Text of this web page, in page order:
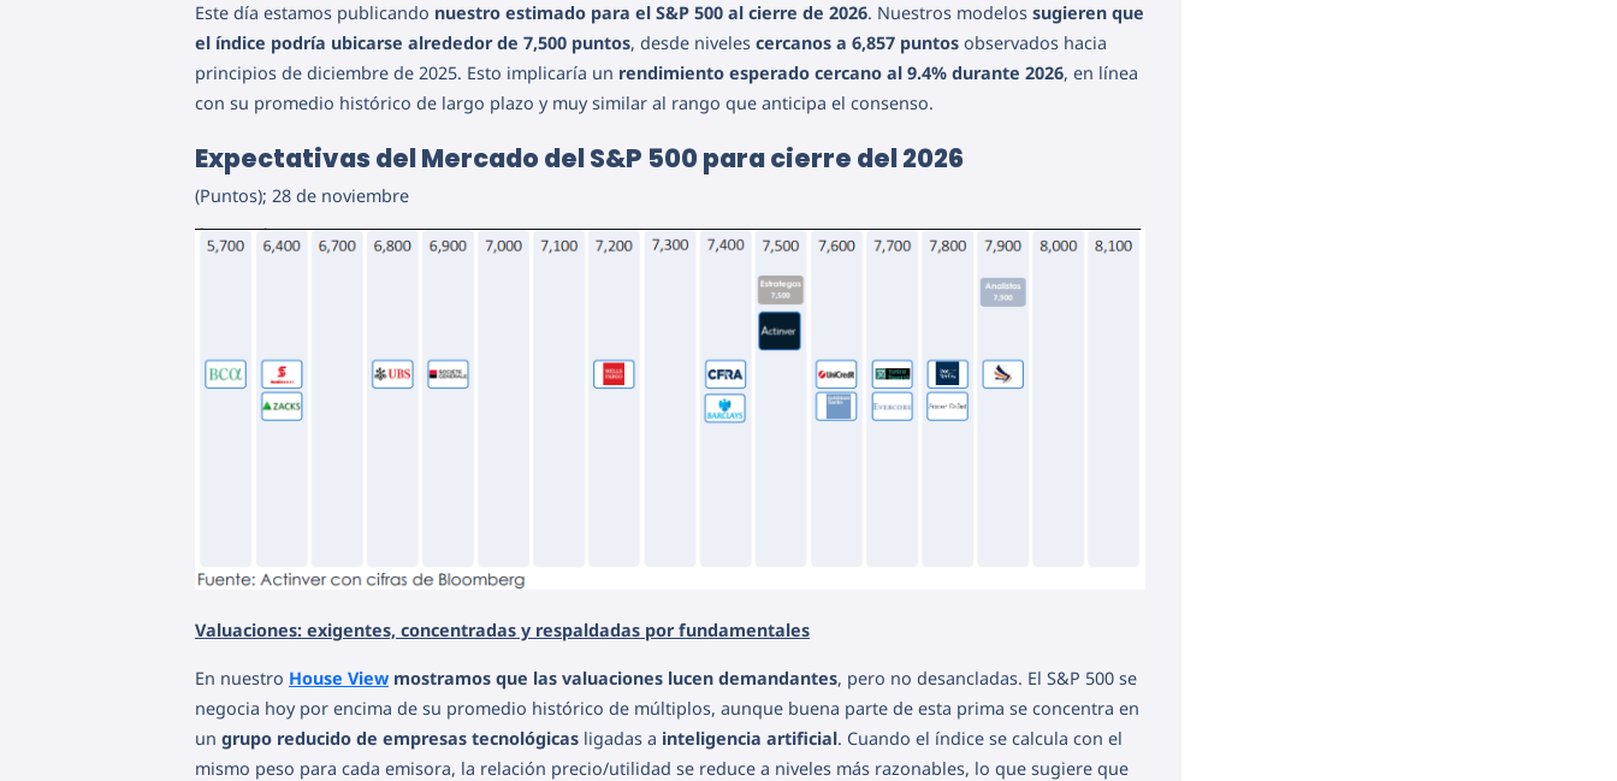
Este día estamos publicando nuestro estimado para el S&P 500 al cierre de 2026. Nuestros modelos sugieren que
el índice podría ubicarse alrededor de 7,500 puntos, desde niveles cercanos a 6,857 puntos observados hacia
principios de diciembre de 2025. Esto implicaría un rendimiento esperado cercano al 9.4% durante 2026, en línea
con su promedio histórico de largo plazo y muy similar al rango que anticipa el consenso.
Expectativas del Mercado del S&P 500 para cierre del 2026
(Puntos); 28 de noviembre
Valuaciones: exigentes, concentradas y respaldadas por fundamentales
En nuestro House View mostramos que las valuaciones lucen demandantes, pero no desancladas. El S&P 500 se
negocia hoy por encima de su promedio histórico de múltiplos, aunque buena parte de esta prima se concentra en
un grupo reducido de empresas tecnológicas ligadas a inteligencia artificial. Cuando el índice se calcula con el
mismo peso para cada emisora, la relación precio/utilidad se reduce a niveles más razonables, lo que sugiere que